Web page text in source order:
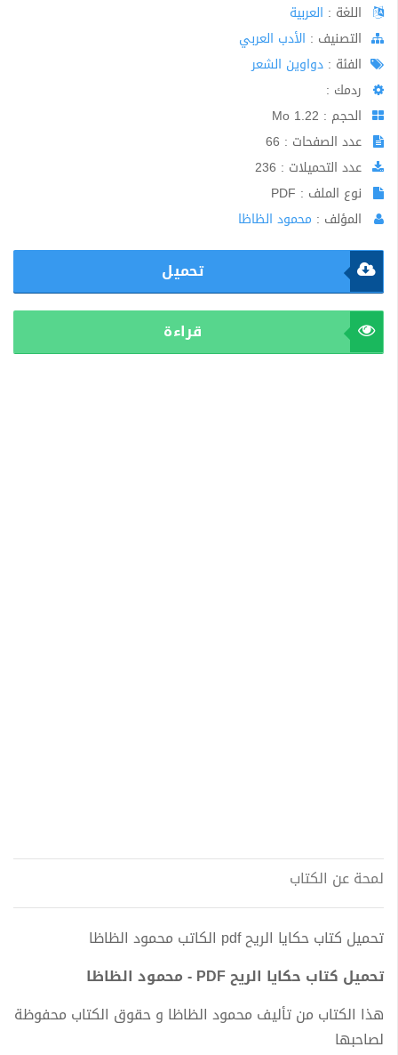
اللغة : العربية
اﻟﺘﺼﻨﻴﻒ : الأدب العربي
الفئة : دواوين الشعر
ردمك :
الحجم : 1.22 Mo
عدد الصفحات : 66
عدد التحميلات : 236
نوع الملف : PDF
المؤلف : محمود الظاظا
تحميل
قراءة
لمحة عن الكتاب
تحميل كتاب حكايا الريح pdf الكاتب محمود الظاظا
تحميل كتاب حكايا الريح PDF - محمود الظاظا
هذا الكتاب من تأليف محمود الظاظا و حقوق الكتاب محفوظة
لصاحبها